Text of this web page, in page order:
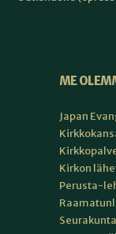
ME
Japan
Kirkon
Perusta-